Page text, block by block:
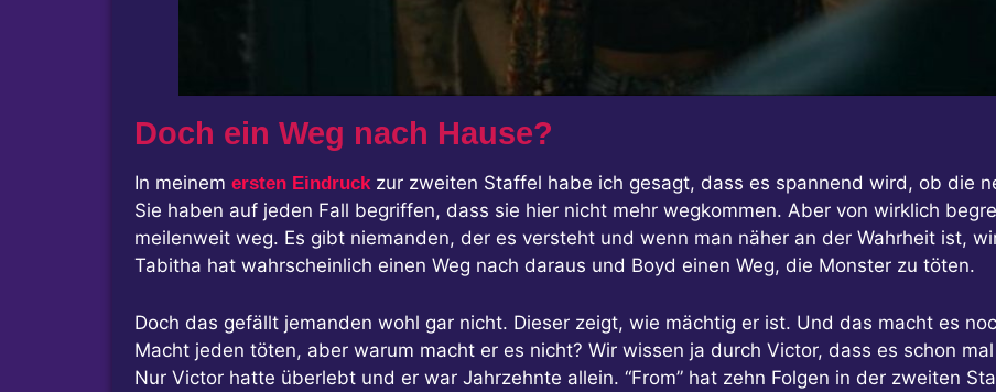
Doch ein Weg nach Hause?
In meinem ersten Eindruckzur zweiten Staffel habe ich gesagt, dass es spannend wird, ob die
Sie haben auf jeden Fall begriffen, dass sie hier nicht mehr wegkommen. Aber von wirklich
meilenweit weg. Es gibt niemanden, der es versteht und wenn man näher an der Wahrheit ist,
Tabitha hat wahrscheinlich einen Weg nach daraus und Boyd einen Weg, die Monster zu töten.
Doch das gefällt jemanden wohl gar nicht. Dieser zeigt, wie mächtig er ist. Und das macht es
Macht jeden töten, aber warum macht er es nicht? Wir wissen ja durch Victor, dass es schon
Nur Victor hatte überlebt und er war Jahrzehnte allein. “From” hat zehn Folgen in der zweiten